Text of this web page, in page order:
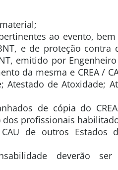
ao evento,
e de proteção contra
emitido por
da mesma e CREA /
Atestado de Atoxidade;
de cópia do
profissionais
de outros Estados
deverão